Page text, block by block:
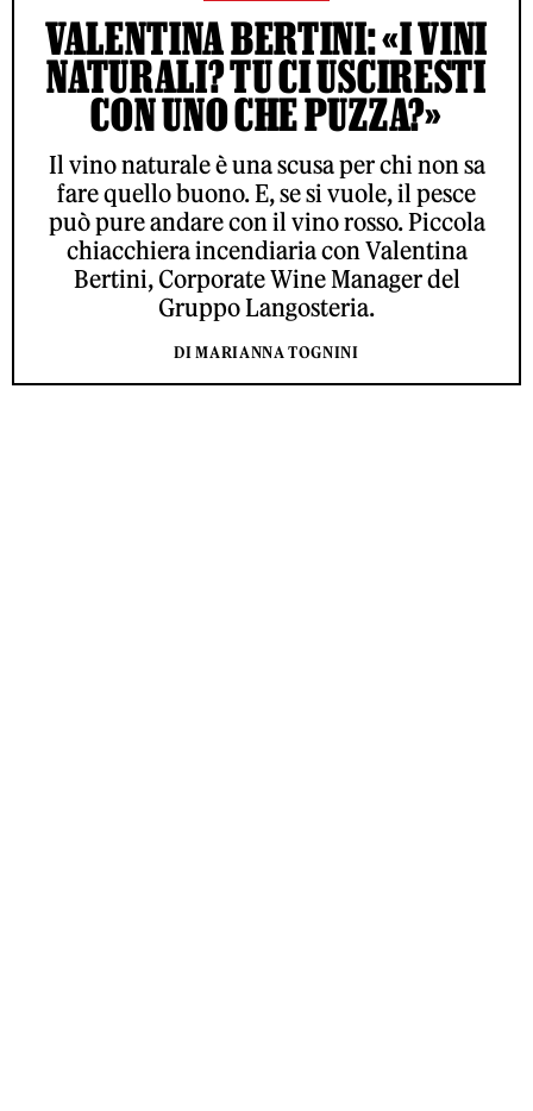
VALENTINA BERTINI: «I VINI
NATURALI? TU CI USCIRESTI
CON UNO CHE PUZZA?»
Il vino naturale è una scusa per chi non sa
fare quello buono. E, se si vuole, il pesce
può pure andare con il vino rosso. Piccola
chiacchiera incendiaria con Valentina
Bertini, Corporate Wine Manager del
Gruppo Langosteria.
DI MARIANNA TOGNINI